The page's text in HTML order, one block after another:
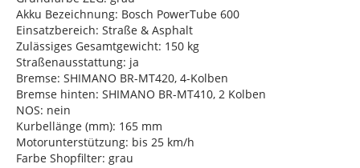
Akku Bezeichnung: Bosch PowerTube 600
Einsatzbereich: Straße & Asphalt
Zulässiges Gesamtgewicht: 150 kg
Straßenausstattung: ja
Bremse: SHIMANO BR-MT420, 4-Kolben
Bremse hinten: SHIMANO BR-MT410, 2 Kolben
NOS: nein
Kurbellänge (mm): 165 mm
Motorunterstützung: bis 25 km/h
Farbe Shopfilter: grau